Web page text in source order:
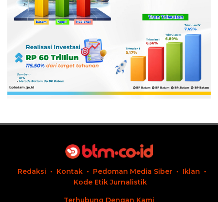
Redaksi Kontak Pedoman Media Siber
Iklan
Kode Etik Jurnalistik
Terhubung Dengan Kami